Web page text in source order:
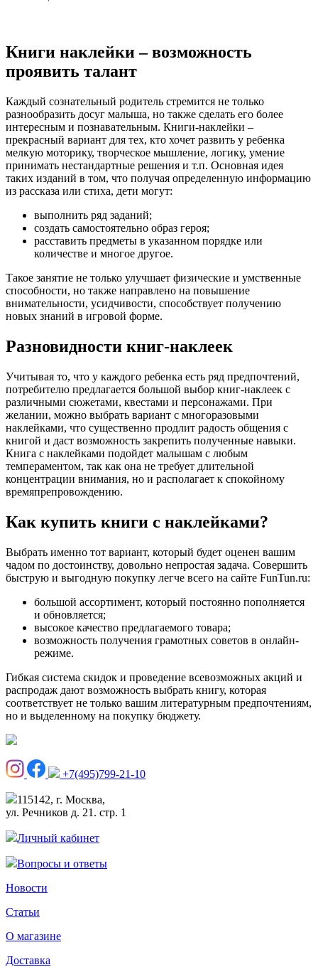
Книги наклейки – возможность
проявить талант
Каждый сознательный родитель стремится не только
разнообразить досуг малыша, но также сделать его более
интересным и познавательным. Книги-наклейки –
прекрасный вариант для тех, кто хочет развить у ребенка
мелкую моторику, творческое мышление, логику, умение
принимать нестандартные решения и т.п. Основная идея
таких изданий в том, что получая определенную информацию
из рассказа или стиха, дети могут:
выполнить ряд заданий;
создать самостоятельно образ героя;
расставить предметы в указанном порядке или
количестве и многое другое.
Такое занятие не только улучшает физические и умственные
способности, но также направлено на повышение
внимательности, усидчивости, способствует получению
новых знаний в игровой форме.
Разновидности книг-наклеек
Учитывая то, что у каждого ребенка есть ряд предпочтений,
потребителю предлагается большой выбор книг-наклеек с
различными сюжетами, квестами и персонажами. При
желании, можно выбрать вариант с многоразовыми
наклейками, что существенно продлит радость общения с
книгой и даст возможность закрепить полученные навыки.
Книга с наклейками подойдет малышам с любым
темпераментом, так как она не требует длительной
концентрации внимания, но и располагает к спокойному
времяпрепровождению.
Как купить книги с наклейками?
Выбрать именно тот вариант, который будет оценен вашим
чадом по достоинству, довольно непростая задача. Совершить
быструю и выгодную покупку легче всего на сайте FunTun.ru:
большой ассортимент, который постоянно пополняется
и обновляется;
высокое качество предлагаемого товара;
возможность получения грамотных советов в онлайн-
режиме.
Гибкая система скидок и проведение всевозможных акций и
распродаж дают возможность выбрать книгу, которая
соответствует не только вашим литературным предпочтениям,
но и выделенному на покупку бюджету.
+7(495)799-21-10
115142, г. Москва,
ул. Речников д. 21. стр. 1
Личный кабинет
Вопросы и ответы
Новости
Статьи
О магазине
Доставка